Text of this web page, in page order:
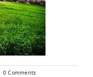
0 Comments